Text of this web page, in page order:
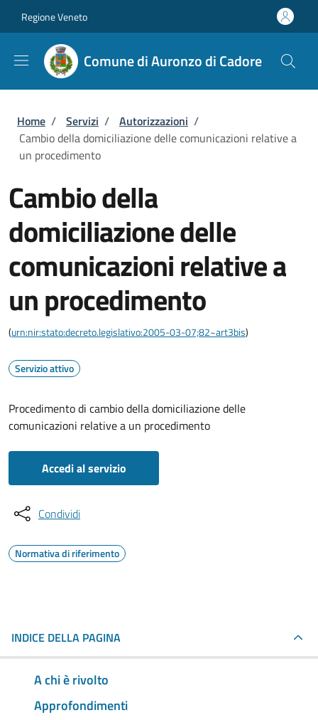
Regione Veneto
Comune di Auronzo di Cadore
Briciole di pane
Home / Servizi / Autorizzazioni /
Cambio della domiciliazione delle comunicazioni relative a
un procedimento
Cambio della
domiciliazione delle
comunicazioni relative a
un procedimento
(urn:nir:stato:decreto.legislativo:2005-03-07;82~art3bis)
Servizio attivo
Procedimento di cambio della domiciliazione delle
comunicazioni relative a un procedimento
Accedi al servizio
Condividi
Normativa di riferimento
INDICE DELLA PAGINA
A chi è rivolto
Approfondimenti